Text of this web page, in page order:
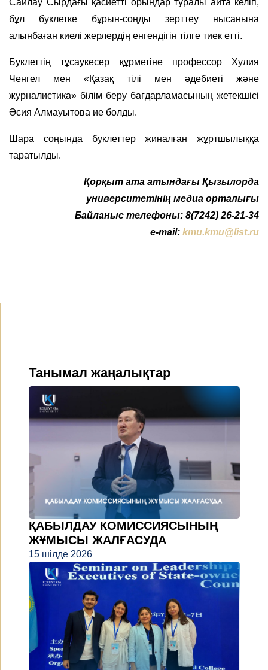
Сайлау Сырдағы қасиетті орындар туралы айта келіп,
бұл буклетке бұрын-соңды зерттеу нысанына
алынбаған киелі жерлердің енгендігін тілге тиек етті.
Буклеттің тұсаукесер құрметіне профессор Хулия
Ченгел мен «Қазақ тілі мен әдебиеті және
журналистика» білім беру бағдарламасының жетекшісі
Әсия Алмауытова ие болды.
Шара соңында буклеттер жиналған жұртшылыққа
таратылды.
Қорқыт ата атындағы Қызылорда
университетінің медиа орталығы
Байланыс телефоны: 8(7242) 26-21-34
e-mail: kmu.kmu@list.ru
Танымал жаңалықтар
ҚАБЫЛДАУ КОМИССИЯСЫНЫҢ
ЖҰМЫСЫ ЖАЛҒАСУДА
15 шілде 2026